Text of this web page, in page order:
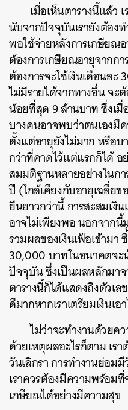
เมื่อเห็นตารางนี้แล้ว
นับจากปัจจุบันเรายังต้อง
พอใช้จ่ายหลังการเกษียณ
ต้องการเกษียณอายุจากก
ต้องการจะใช้เงินเดือนล
ไม่มีรายได้จากทางอื่น จะ
น้อยที่สุด 9 ล้านบาท ซึ่งเ
บางคนอาจพบว่าตนเองมี
ตั้งแต่อายุยังไม่มาก หรือ
กว่าที่คาดไว้แต่แรกก็ได้ อ
สมมติฐานหลายอย่างในก
ปี (ใกล้เคียงกับอายุเฉลี่ย
ยืนยาวกว่านี้ การสะสมเงิ
อาจไม่เพียงพอ นอกจากนี้
รวมผลของเงินเฟ้อเข้ามา
30,000 บาทในอนาคตจะ
ปัจจุบัน ซึ่งเป็นผลหลักมา
ตารางนี้ก็ได้แสดงถึงตัวเ
ดีมากหากเราเตรียมเงินเ
ไม่ว่าจะทำงานด้วยค
ด้วยเหตุผลอะไรก็ตาม เร
วันเลิกรา การทำงานย่อม
เราควรต้องมีความพร้อม
เกษียณได้อย่างมีความสุข